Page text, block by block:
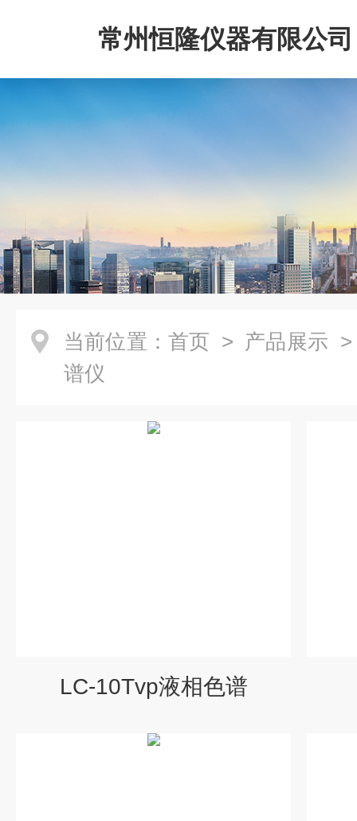
常州恒隆仪器有限公司
当前位置： 首页 > 产品展示
谱仪
LC-10Tvp液相色谱